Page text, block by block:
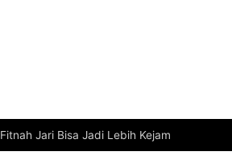
Fitnah Jari Bisa Jadi Lebih Kejam